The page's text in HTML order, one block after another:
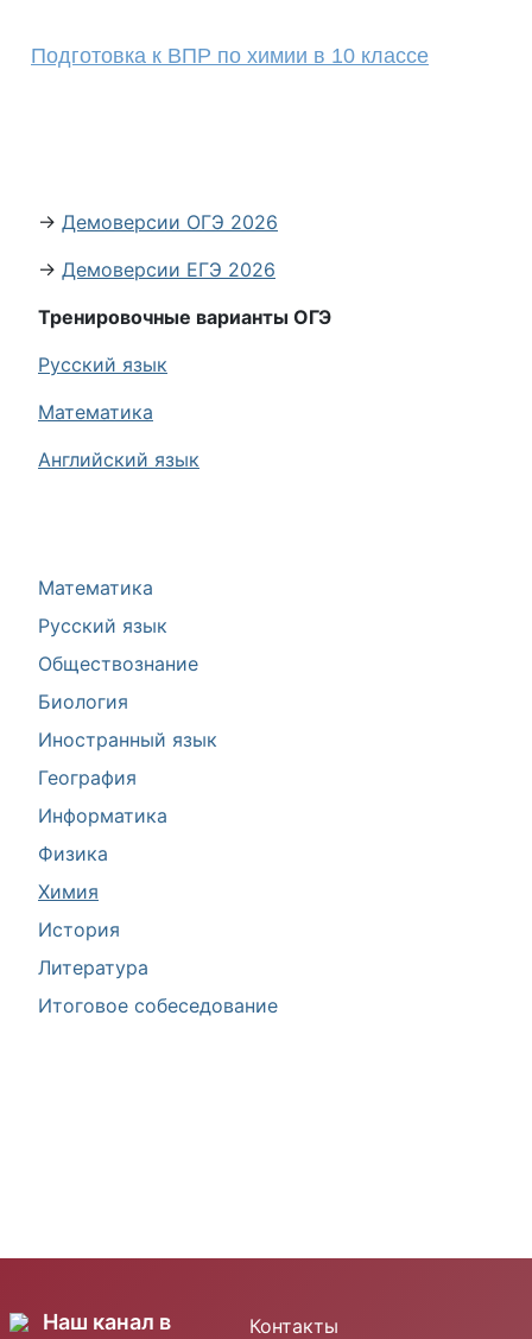
Математика
Русский язык
Обществознание
Биология
Иностранный язык
География
Информатика
Физика
Химия
История
Литература
Итоговое собеседование
Подготовка к ВПР по химии в 10 классе
→ Демоверсии ОГЭ 2026
→ Демоверсии ЕГЭ 2026
Тренировочные варианты ОГЭ
Русский язык
Математика
Английский язык
Наш канал в Контакты